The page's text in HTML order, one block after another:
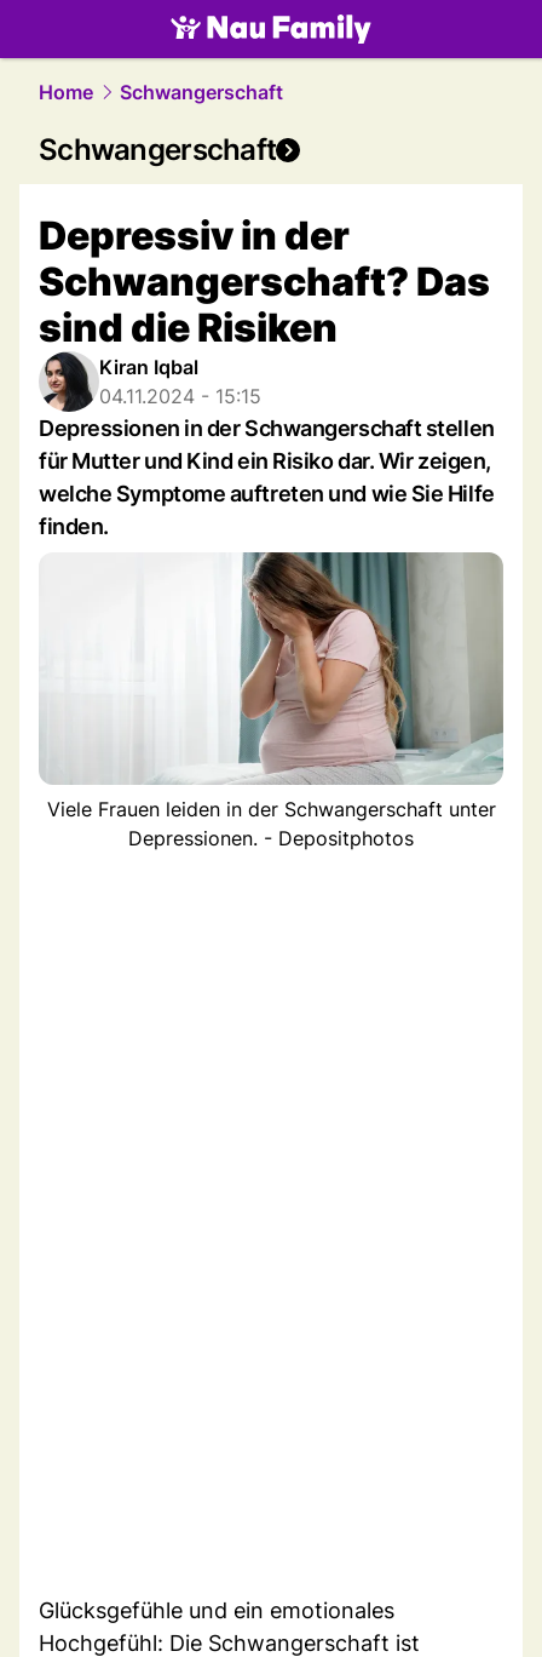
family.NAU.ch
Home Schwangerschaft
Schwangerschaft
Depressiv in der
Schwangerschaft? Das
sind die Risiken
Kiran Iqbal
04.11.2024 - 15:15
Depressionen in der Schwangerschaft stellen
für Mutter und Kind ein Risiko dar. Wir zeigen,
welche Symptome auftreten und wie Sie Hilfe
finden.
Viele Frauen leiden in der Schwangerschaft unter
Depressionen. - Depositphotos
Glücksgefühle und ein emotionales
Hochgefühl: Die Schwangerschaft ist